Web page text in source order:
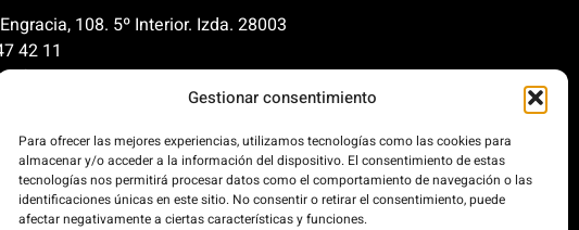
Gestionar consentimiento
Para ofrecer las mejores experiencias, utilizamos tecnologías como las cookies para
almacenar y/o acceder a la información del dispositivo. El consentimiento de estas
tecnologías nos permitirá procesar datos como el comportamiento de navegación o las
identificaciones únicas en este sitio. No consentir o retirar el consentimiento, puede
afectar negativamente a ciertas características y funciones.
108. 5º Interior. Izda. 28003
42 11
Compensamos la huella de carbono en un
300%. Web 100% impulsada por energías
renovables.